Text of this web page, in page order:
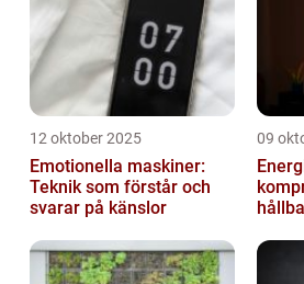
12 oktober 2025
Emotionella maskiner:
Teknik som förstår och
svarar på känslor
09